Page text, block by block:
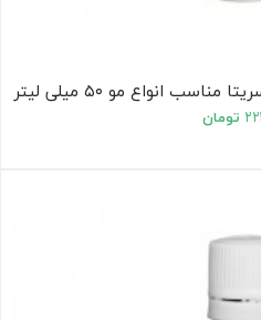
انواع مو ۵۰ میلی لیتر
تومان